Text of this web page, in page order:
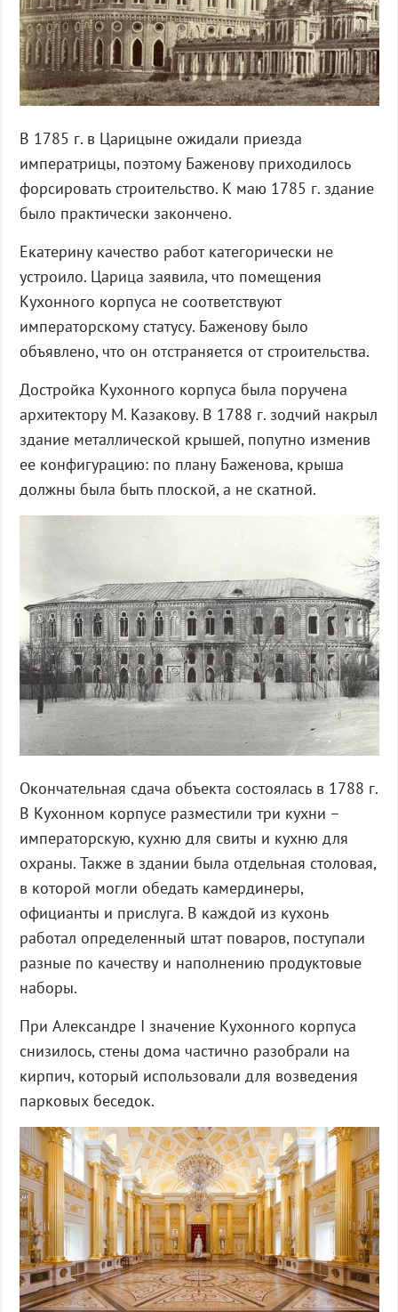
В 1785 г. в Царицыне ожидали приезда
императрицы, поэтому Баженову приходилось
форсировать строительство. К маю 1785 г. здание
было практически закончено.
Екатерину качество работ категорически не
устроило. Царица заявила, что помещения
Кухонного корпуса не соответствуют
императорскому статусу. Баженову было
объявлено, что он отстраняется от строительства.
Достройка Кухонного корпуса была поручена
архитектору М. Казакову. В 1788 г. зодчий накрыл
здание металлической крышей, попутно изменив
ее конфигурацию: по плану Баженова, крыша
должны была быть плоской, а не скатной.
Окончательная сдача объекта состоялась в 1788 г.
В Кухонном корпусе разместили три кухни –
императорскую, кухню для свиты и кухню для
охраны. Также в здании была отдельная столовая,
в которой могли обедать камердинеры,
официанты и прислуга. В каждой из кухонь
работал определенный штат поваров, поступали
разные по качеству и наполнению продуктовые
наборы.
При Александре I значение Кухонного корпуса
снизилось, стены дома частично разобрали на
кирпич, который использовали для возведения
парковых беседок.